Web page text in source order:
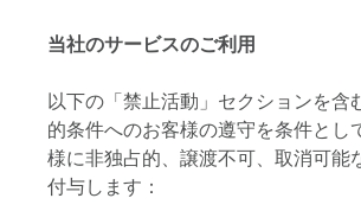
当社のサービスのご利用
以下の「禁止活動」セクションを含
的条件へのお客様の遵守を条件とし
様に非独占的、譲渡不可、取消可能
付与します：